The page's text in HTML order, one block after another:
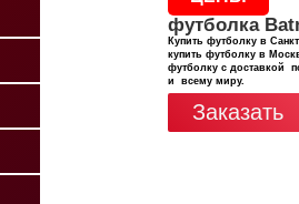
футболка
Купить футболку в
купить футболку в
футболку с доставкой
и всему миру.
Заказать